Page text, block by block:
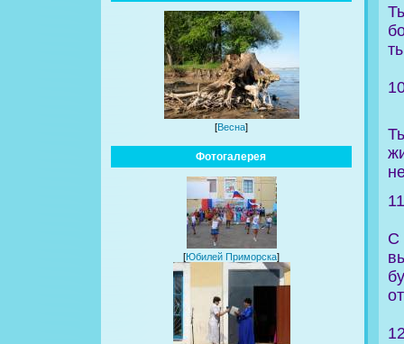
[Весна]
Фотогалерея
[Юбилей Приморска]
11
С